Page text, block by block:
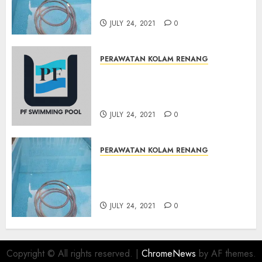
JULY 24, 2021 0
PERAWATAN KOLAM RENANG
JULY 24, 2021 0
PERAWATAN KOLAM RENANG
JULY 24, 2021 0
Copyright © All rights reserved. | ChromeNews by AF themes.